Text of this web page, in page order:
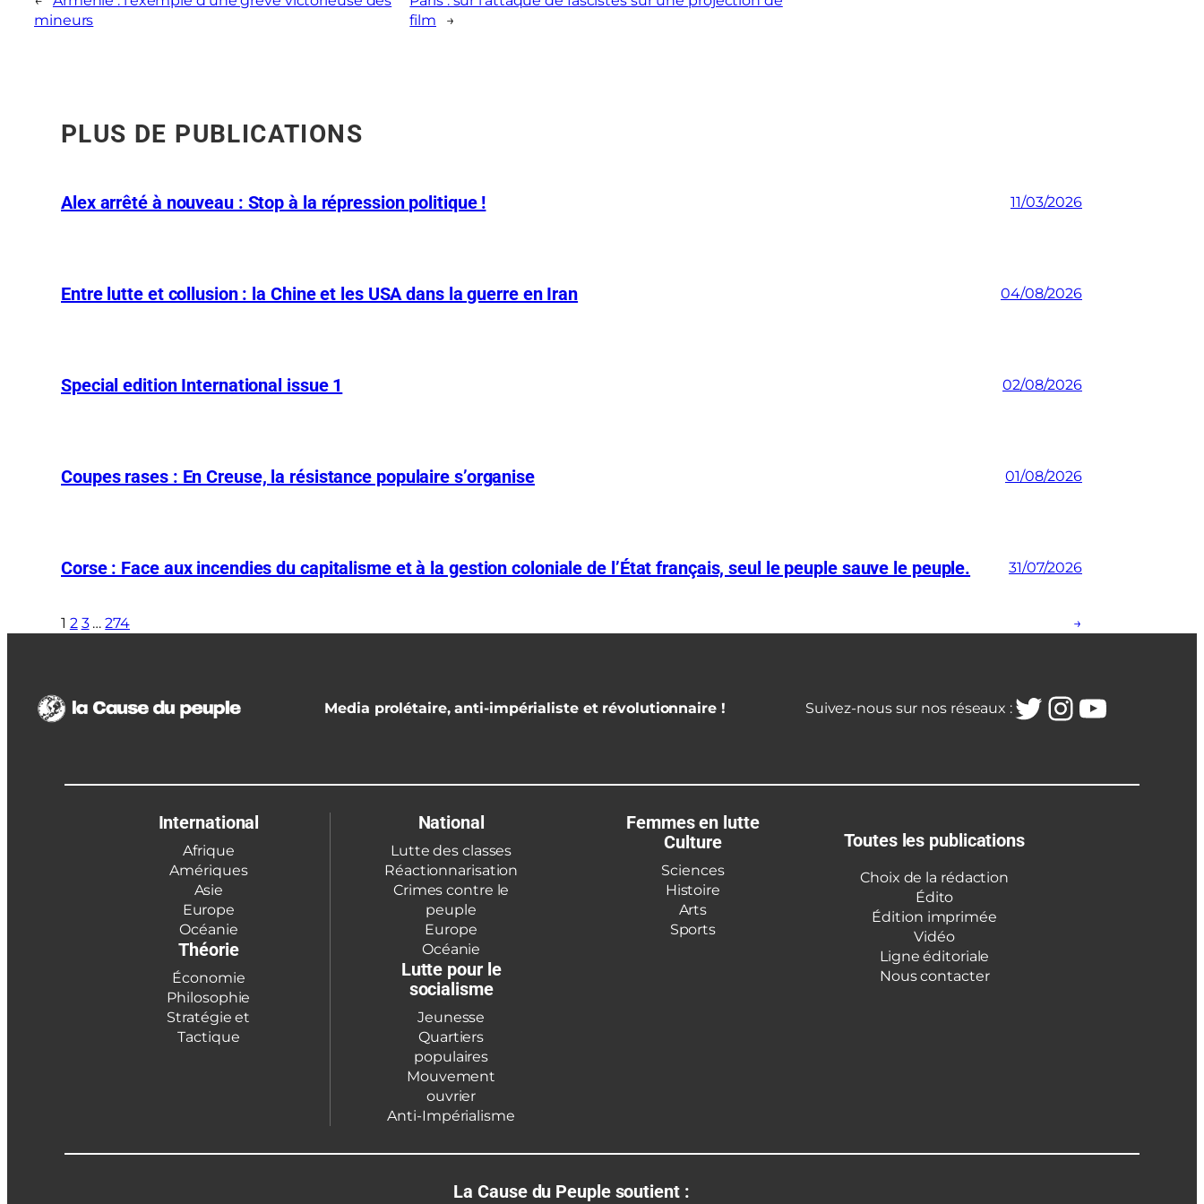
mineurs
film
→
PLUS DE PUBLICATIONS
Alex arrêté à nouveau : Stop à la répression politique ! 11/03/2026
Entre lutte et collusion : la Chine et les USA dans la guerre en Iran 04/08/2026
Special edition International issue 1 02/08/2026
Coupes rases : En Creuse, la résistance populaire s’organise 01/08/2026
Corse : Face aux incendies du capitalisme et à la gestion coloniale de l’État français, seul le peuple sauve le peuple. 31/07/2026
1 2 3 … 274 →
Media prolétaire, anti-impérialiste et révolutionnaire ! Suivez-nous sur nos réseaux :Twitter
International
Afrique
Amériques
Asie
Europe
Océanie
Théorie
Économie
Philosophie
Stratégie et
Tactique
National
Lutte des classes
Réactionnarisation
Crimes contre le
peuple
Europe
Océanie
Lutte pour le
socialisme
Jeunesse
Quartiers
populaires
Mouvement
ouvrier
Anti-Impérialisme
Femmes en lutte
Culture
Sciences
Histoire
Arts
Sports
Toutes les publications
Choix de la rédaction
Édito
Édition imprimée
Vidéo
Ligne éditoriale
Nous contacter
La Cause du Peuple soutient :